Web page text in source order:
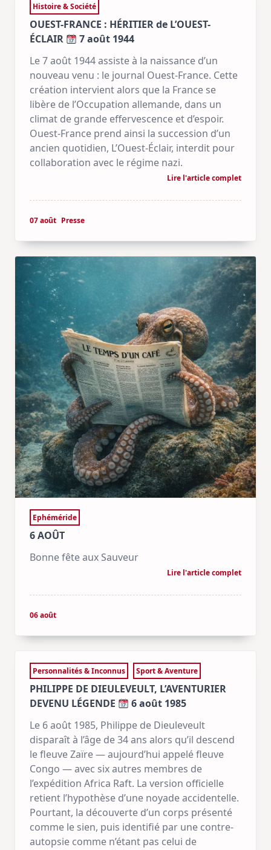
Histoire & Société
OUEST-FRANCE : HÉRITIER de L’OUEST-
ÉCLAIR
7 août 1944
Le 7 août 1944 assiste à la naissance d’un
nouveau venu : le journal Ouest-France. Cette
création intervient alors que la France se
libère de l’Occupation allemande, dans un
climat de grande effervescence et d’espoir.
Ouest-France prend ainsi la succession d’un
ancien quotidien, L’Ouest-Éclair, interdit pour
collaboration avec le régime nazi.
Lire l'article complet
07 août Presse
Ephéméride
6 AOÛT
Bonne fête aux Sauveur
Lire l'article complet
06 août
Personnalités & Inconnus Sport & Aventure
PHILIPPE DE DIEULEVEULT, L’AVENTURIER
DEVENU LÉGENDE
6 août 1985
Le 6 août 1985, Philippe de Dieuleveult
disparaît à l’âge de 34 ans alors qu’il descend
le fleuve Zaïre — aujourd’hui appelé fleuve
Congo — avec six autres membres de
l’expédition Africa Raft. La version officielle
retient l’hypothèse d’une noyade accidentelle.
Pourtant, la découverte d’un corps présenté
comme le sien, puis identifié par une contre-
autopsie comme n’étant pas celui de